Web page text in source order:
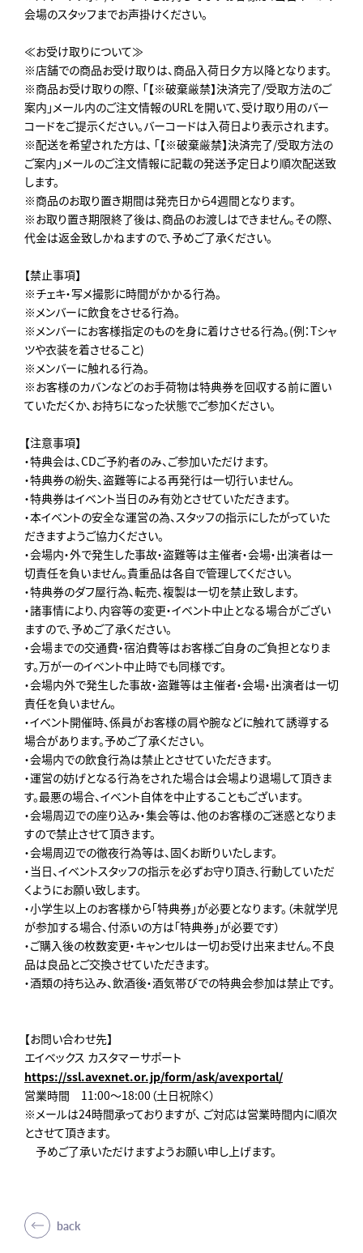
会場のスタッフまでお声掛けください。
≪お受け取りについて≫
※店舗での商品お受け取りは、商品入荷日夕方以降となります。
※商品お受け取りの際、 「【※破棄厳禁】決済完了/受取方法のご
案内」メール内のご注文情報のURLを開いて、受け取り用のバー
コードをご提示ください。バーコードは入荷日より表示されます。
※配送を希望された方は、 「【※破棄厳禁】決済完了/受取方法の
ご案内」メールのご注文情報に記載の発送予定日より順次配送致
します。
※商品のお取り置き期間は発売日から4週間となります。
※お取り置き期限終了後は、商品のお渡しはできません。その際、
代金は返金致しかねますので、予めご了承ください。
【禁止事項】
※チェキ・写メ撮影に時間がかかる行為。
※メンバーに飲食をさせる行為。
※メンバーにお客様指定のものを身に着けさせる行為。(例：Tシャ
ツや衣装を着させること)
※メンバーに触れる行為。
※お客様のカバンなどのお手荷物は特典券を回収する前に置い
ていただくか、お持ちになった状態でご参加ください。
【注意事項】
・特典会は、CDご予約者のみ、ご参加いただけます。
・特典券の紛失、盗難等による再発行は一切行いません。
・特典券はイベント当日のみ有効とさせていただきます。
・本イベントの安全な運営の為、スタッフの指示にしたがっていた
だきますようご協力ください。
・会場内・外で発生した事故・盗難等は主催者・会場・出演者は一
切責任を負いません。貴重品は各自で管理してください。
・特典券のダフ屋行為、転売、複製は一切を禁止致します。
・諸事情により、内容等の変更・イベント中止となる場合がござい
ますので、予めご了承ください。
・会場までの交通費・宿泊費等はお客様ご自身のご負担となりま
す。万が一のイベント中止時でも同様です。
・会場内外で発生した事故・盗難等は主催者・会場・出演者は一切
責任を負いません。
・イベント開催時、係員がお客様の肩や腕などに触れて誘導する
場合があります。予めご了承ください。
・会場内での飲食行為は禁止とさせていただきます。
・運営の妨げとなる行為をされた場合は会場より退場して頂きま
す。最悪の場合、イベント自体を中止することもございます。
・会場周辺での座り込み・集会等は、他のお客様のご迷惑となりま
すので禁止させて頂きます。
・会場周辺での徹夜行為等は、固くお断りいたします。
・当日、イベントスタッフの指示を必ずお守り頂き、行動していただ
くようにお願い致します。
・小学生以上のお客様から「特典券」が必要となります。（未就学児
が参加する場合、付添いの方は「特典券」が必要です）
・ご購入後の枚数変更・キャンセルは一切お受け出来ません。不良
品は良品とご交換させていただきます。
・酒類の持ち込み、飲酒後・酒気帯びでの特典会参加は禁止です。
【お問い合わせ先】
エイベックス カスタマーサポート
https://ssl.avexnet.or.jp/form/ask/avexportal/
営業時間 11:00～18:00（土日祝除く）
※メールは24時間承っておりますが、 ご対応は営業時間内に順次
とさせて頂きます。
予めご了承いただけますようお願い申し上げます。
back